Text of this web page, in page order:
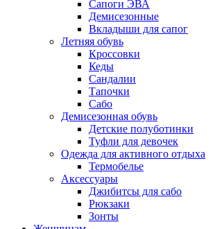
Сапоги ЭВА
Демисезонные
Вкладыши для сапог
Летняя обувь
Кроссовки
Кеды
Сандалии
Тапочки
Сабо
Демисезонная обувь
Детские полуботинки
Туфли для девочек
Одежда для активного отдыха
Термобелье
Аксессуары
Джибитсы для сабо
Рюкзаки
Зонты